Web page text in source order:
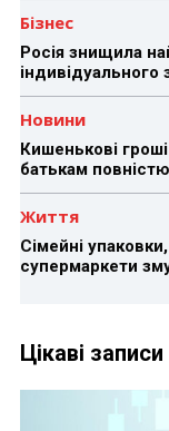
Бізнес
Росія знищила
індивідуального
Новини
Кишенькові
батькам
Життя
Сімейні
супермаркети
Цікаві записи